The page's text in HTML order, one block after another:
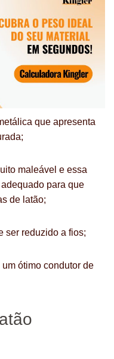
que apresenta
maleável e essa
para que
de latão;
ser reduzido a fios;
um ótimo condutor de